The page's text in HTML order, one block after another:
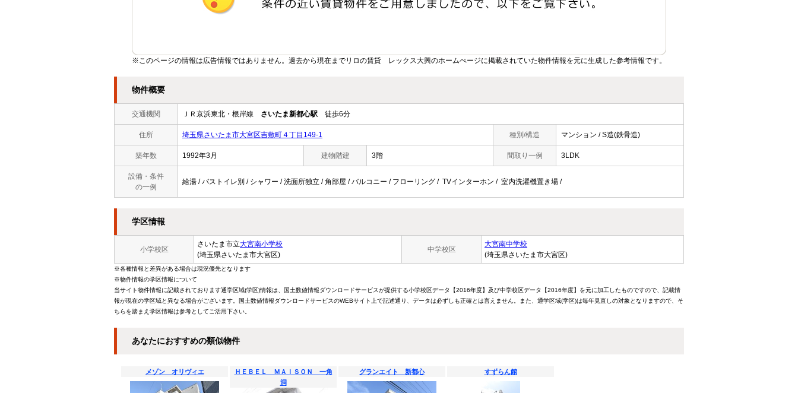
※このページの情報は広告情報ではありません。過去から現在までリロの賃貸 レックス大興のホームぺージに掲載されていた物件情報を元に生成した参考情報です。
物件概要
交通機関 ＪＲ京浜東北・根岸線 さいたま新都心駅 徒歩6分
住所 埼玉県さいたま市大宮区吉敷町４丁目149-1 種別/構造 マンション / S造(鉄骨造)
築年数 1992年3月 建物階建 3階 間取り一例 3LDK
設備・条件
の一例
給湯 / バストイレ別 / シャワー / 洗面所独立 / 角部屋 / バルコニー / フローリング / TVインターホン / 室内洗濯機置き場 /
学区情報
小学校区
さいたま市立大宮南小学校
(埼玉県さいたま市大宮区)
中学校区
大宮南中学校
(埼玉県さいたま市大宮区)
※各種情報と差異がある場合は現況優先となります
※物件情報の学区情報について
当サイト物件情報に記載されております通学区域(学区)情報は、国土数値情報ダウンロードサービスが提供する小学校区データ【2016年度】及び中学校区データ【2016年度】を元に加工したものですので、記載情
報が現在の学区域と異なる場合がございます。国土数値情報ダウンロードサービスのWEBサイト上で記述通り、データは必ずしも正確とは言えません。また、通学区域(学区)は毎年見直しの対象となりますので、そ
ちらを踏まえ学区情報は参考としてご活用下さい。
あなたにおすすめの類似物件
メゾン オリヴィエ
ＨＥＢＥＬ ＭＡＩＳＯＮ 一角
洞
グランエイト 新都心 すずらん館